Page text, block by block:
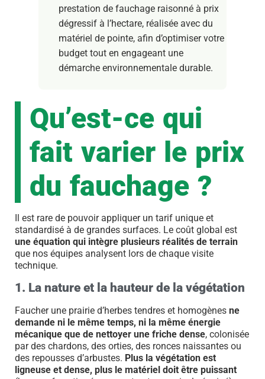
prestation de fauchage raisonné à prix
dégressif à l’hectare, réalisée avec du
matériel de pointe, afin d’optimiser votre
budget tout en engageant une
démarche environnementale durable.
Qu’est-ce qui
fait varier le prix
du fauchage ?
Il est rare de pouvoir appliquer un tarif unique et
standardisé à de grandes surfaces. Le coût global est
une équation qui intègre plusieurs réalités de terrain
que nos équipes analysent lors de chaque visite
technique.
1. La nature et la hauteur de la végétation
Faucher une prairie d’herbes tendres et homogènes ne
demande ni le même temps, ni la même énergie
mécanique que de nettoyer une friche dense, colonisée
par des chardons, des orties, des ronces naissantes ou
des repousses d’arbustes. Plus la végétation est
ligneuse et dense, plus le matériel doit être puissant